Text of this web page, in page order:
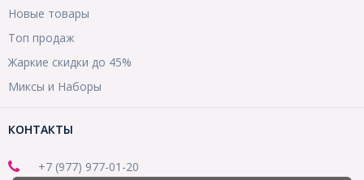
Новые товары
Топ продаж
Жаркие скидки до 45%
Миксы и Наборы
КОНТАКТЫ
+7 (977) 977-01-20